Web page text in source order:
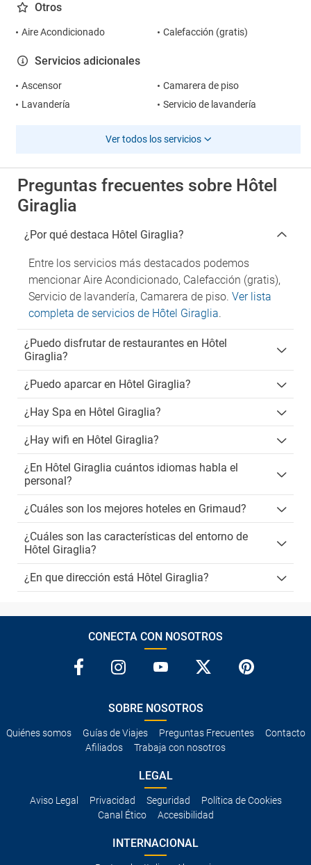
Otros
Aire Acondicionado Calefacción (gratis)
Servicios adicionales
Ascensor
Camarera de piso
Lavandería
Servicio de lavandería
Ver todos los servicios
Preguntas frecuentes sobre Hôtel
Giraglia
¿Por qué destaca Hôtel Giraglia?
Entre los servicios más destacados podemos
mencionar Aire Acondicionado, Calefacción (gratis),
Servicio de lavandería, Camarera de piso. Ver lista
completa de servicios de Hôtel Giraglia.
¿Puedo disfrutar de restaurantes en Hôtel
Giraglia?
¿Puedo aparcar en Hôtel Giraglia?
¿Hay Spa en Hôtel Giraglia?
¿Hay wifi en Hôtel Giraglia?
¿En Hôtel Giraglia cuántos idiomas habla el
personal?
¿Cuáles son los mejores hoteles en Grimaud?
¿Cuáles son las características del entorno de
Hôtel Giraglia?
¿En que dirección está Hôtel Giraglia?
CONECTA CON NOSOTROS
SOBRE NOSOTROS
Quiénes somos Guías de Viajes Preguntas Frecuentes
Contacto
Afiliados
Trabaja con nosotros
LEGAL
Aviso Legal Privacidad Seguridad
Política de Cookies
Canal Ético
Accesibilidad
INTERNACIONAL